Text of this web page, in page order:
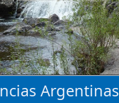
Argentinas